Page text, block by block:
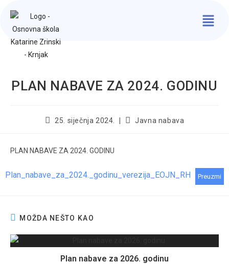
PLAN NABAVE ZA 2024. GODINU
25. siječnja 2024. Javna nabava
PLAN NABAVE ZA 2024. GODINU
Plan_nabave_za_2024._godinu_verezija_EOJN_RH Preuzmi
MOŽDA NEŠTO KAO
Plan nabave za 2026. godinu